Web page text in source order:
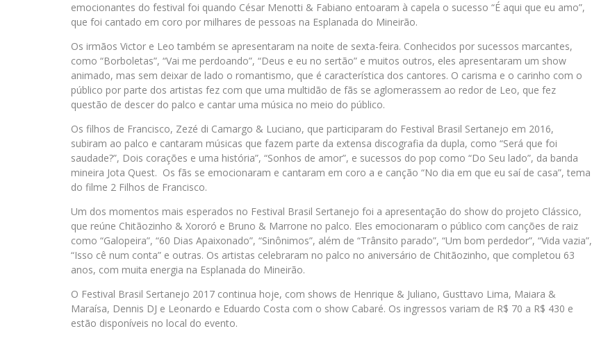
emocionantes do festival foi quando César Menotti & Fabiano entoaram à capela o sucesso “É aqui que eu amo”,
que foi cantado em coro por milhares de pessoas na Esplanada do Mineirão.
Os irmãos Victor e Leo também se apresentaram na noite de sexta-feira. Conhecidos por sucessos marcantes,
como “Borboletas”, “Vai me perdoando”, “Deus e eu no sertão” e muitos outros, eles apresentaram um show
animado, mas sem deixar de lado o romantismo, que é característica dos cantores. O carisma e o carinho com o
público por parte dos artistas fez com que uma multidão de fãs se aglomerassem ao redor de Leo, que fez
questão de descer do palco e cantar uma música no meio do público.
Os filhos de Francisco, Zezé di Camargo & Luciano, que participaram do Festival Brasil Sertanejo em 2016,
subiram ao palco e cantaram músicas que fazem parte da extensa discografia da dupla, como “Será que foi
saudade?”, Dois corações e uma história”, “Sonhos de amor”, e sucessos do pop como “Do Seu lado”, da banda
mineira Jota Quest. Os fãs se emocionaram e cantaram em coro a e canção “No dia em que eu saí de casa”, tema
do filme 2 Filhos de Francisco.
Um dos momentos mais esperados no Festival Brasil Sertanejo foi a apresentação do show do projeto Clássico,
que reúne Chitãozinho & Xororó e Bruno & Marrone no palco. Eles emocionaram o público com canções de raiz
como “Galopeira”, “60 Dias Apaixonado”, “Sinônimos”, além de “Trânsito parado”, “Um bom perdedor”, “Vida vazia”,
“Isso cê num conta” e outras. Os artistas celebraram no palco no aniversário de Chitãozinho, que completou 63
anos, com muita energia na Esplanada do Mineirão.
O Festival Brasil Sertanejo 2017 continua hoje, com shows de Henrique & Juliano, Gusttavo Lima, Maiara &
Maraísa, Dennis DJ e Leonardo e Eduardo Costa com o show Cabaré. Os ingressos variam de R$ 70 a R$ 430 e
estão disponíveis no local do evento.